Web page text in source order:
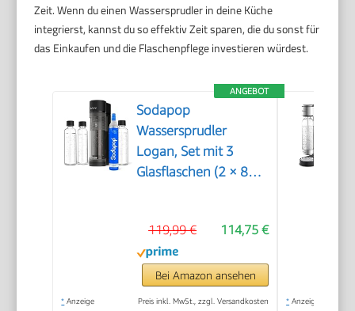
Zeit. Wenn du einen Wassersprudler in deine Küche
integrierst, kannst du so effektiv Zeit sparen, die du sonst für
das Einkaufen und die Flaschenpflege investieren würdest.
ANGEBOT
Sodapop
Wassersprudler
Logan, Set mit 3
Glasflaschen (2 × 850
Matt Schwarz, Höhe
42,6 cm
114,75 €
119,99 €
Bei Amazon ansehen
* Anzeige Preis inkl. MwSt., zzgl. Versandkosten * Anzeige